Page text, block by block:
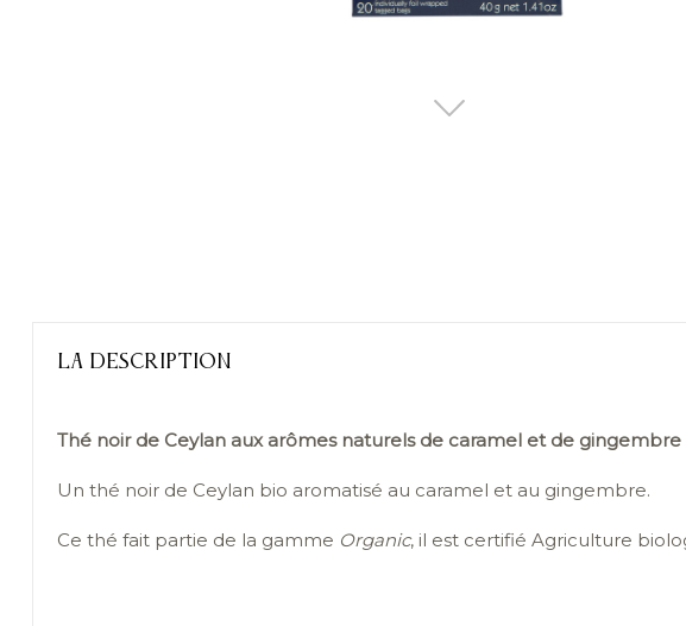
LA DESCRIPTION
Thé noir de Ceylan aux arômes naturels de caramel et de gingembre
Un thé noir de Ceylan bio aromatisé au caramel et au gingembre.
Ce thé fait partie de la gamme Organic, il est certifié Agriculture